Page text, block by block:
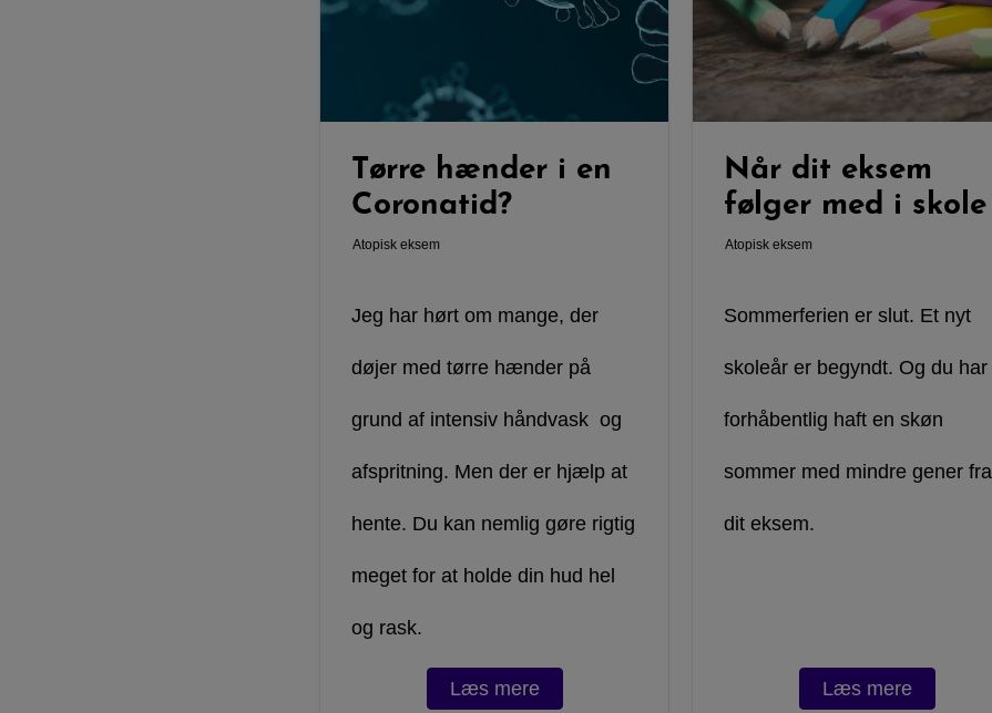
Tørre hænder i en
Coronatid?
Atopisk eksem
Jeg har hørt om mange, der
døjer med tørre hænder på
grund af intensiv håndvask og
afspritning. Men der er hjælp at
hente. Du kan nemlig gøre rigtig
meget for at holde din hud hel
og rask.
Læs mere
Når dit eksem
følger med i skole
Atopisk eksem
Sommerferien er slut. Et nyt
skoleår er begyndt. Og du har
forhåbentlig haft en skøn
sommer med mindre gener fra
dit eksem.
Læs mere